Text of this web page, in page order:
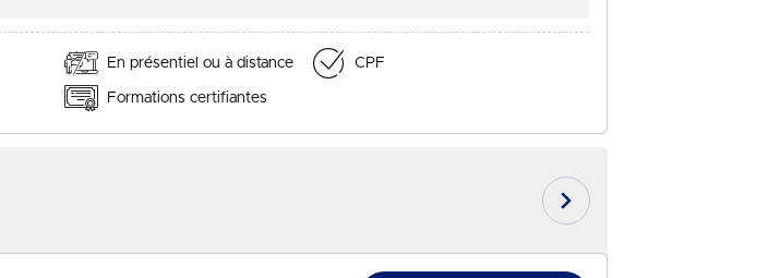
En présentiel ou à distance CPF
Formations certifiantes
En savoir plus